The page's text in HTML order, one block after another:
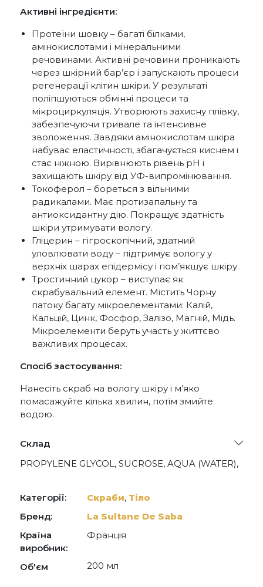
Активні інгредієнти:
Протеїни шовку – багаті білками,
амінокислотами і мінеральними
речовинами. Активні речовини проникають
через шкірний бар’єр і запускають процеси
регенерації клітин шкіри. У результаті
поліпшуються обмінні процеси та
мікроциркуляція. Утворюють захисну плівку,
забезпечуючи тривале та інтенсивне
зволоження. Завдяки амінокислотам шкіра
набуває еластичності, збагачується киснем і
стає ніжною. Вирівнюють рівень pH і
захищають шкіру від УФ-випромінювання.
Токоферол – бореться з вільними
радикалами. Має протизапальну та
антиоксидантну дію. Покращує здатність
шкіри утримувати вологу.
Гліцерин – гігроскопічний, здатний
уловлювати воду – підтримує вологу у
верхніх шарах епідермісу і пом’якшує шкіру.
Тростинний цукор – виступає як
скрабувальний елемент. Містить Чорну
патоку багату мікроелементами: Калій,
Кальцій, Цинк, Фосфор, Залізо, Магній, Мідь.
Мікроелементи беруть участь у життєво
важливих процесах.
Спосіб застосування:
Нанесіть скраб на вологу шкіру і м’яко
помасажуйте кілька хвилин, потім змийте
водою.
Склад
PROPYLENE GLYCOL, SUCROSE, AQUA (WATER),
14 ISOPARAFFIN, LIMONENE, LAURETH-7,
LINALOOL, POTASSIUM SORBATE,
ETHYLHEXYLGLYCERIN, HYDROXYCITRONELLAL,
CI 19140 (YELLOW 5), TOCOPHEROL,
PHENOXYETHANOL
Категорії: Скраби, Тіло
Бренд:
La Sultane De Saba
Країна
виробник:
Франція
Об'єм 200 мл